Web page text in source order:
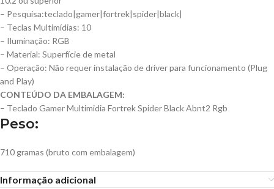
– Pesquisa:teclado|gamer|fortrek|spider|black|
– Teclas Multimídias: 10
– Iluminação: RGB
– Material: Superfície de metal
– Operação: Não requer instalação de driver para funcionamento (Plug
and Play)
CONTEÚDO DA EMBALAGEM:
– Teclado Gamer Multimidia Fortrek Spider Black Abnt2 Rgb
Peso:
710 gramas (bruto com embalagem)
Informação adicional